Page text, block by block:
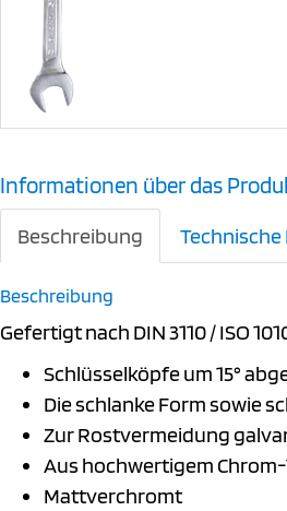
Informationen über das
Beschreibung Technische
Beschreibung
Gefertigt nach DIN 3110 / ISO
Schlüsselköpfe um 15°
Die schlanke Form sowie
Zur Rostvermeidung
Aus hochwertigem
Mattverchromt